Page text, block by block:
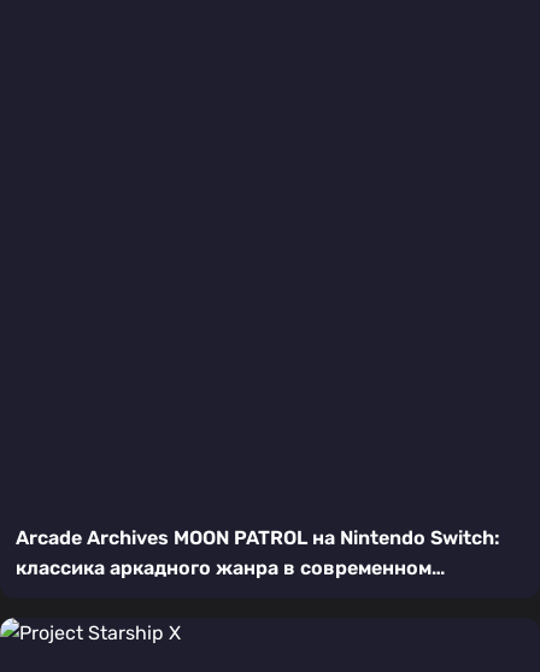
Arcade Archives MOON PATROL на Nintendo Switch:
классика аркадного жанра в современном